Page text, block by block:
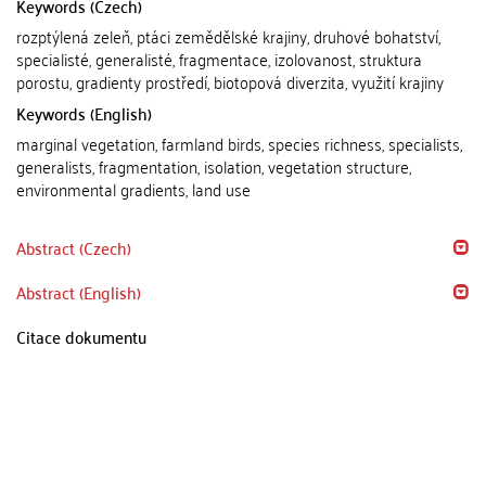
rozptýlená zeleň, ptáci zemědělské krajiny, druhové bohatství,
specialisté, generalisté, fragmentace, izolovanost, struktura
porostu, gradienty prostředí, biotopová diverzita, využití krajiny
Keywords (English)
marginal vegetation, farmland birds, species richness, specialists,
generalists, fragmentation, isolation, vegetation structure,
environmental gradients, land use
Abstract (Czech)
Abstract (English)
Citace dokumentu